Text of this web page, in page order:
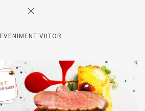
EVENIMENT VIITOR